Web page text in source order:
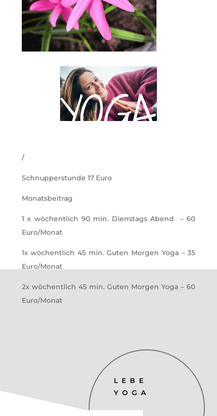
YOGA
YOGA
/
Schnupperstunde 17 Euro
Monatsbeitrag
1 x wöchentlich 90 min. Dienstags Abend – 60
Euro/Monat
1x wöchentlich 45 min. Guten Morgen Yoga – 35
Euro/Monat
2x wöchentlich 45 min. Guten Morgen Yoga – 60
Euro/Monat
LEBE
YOGA